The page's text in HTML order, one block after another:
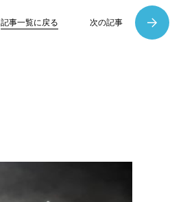
記事一覧に戻る 次の記事